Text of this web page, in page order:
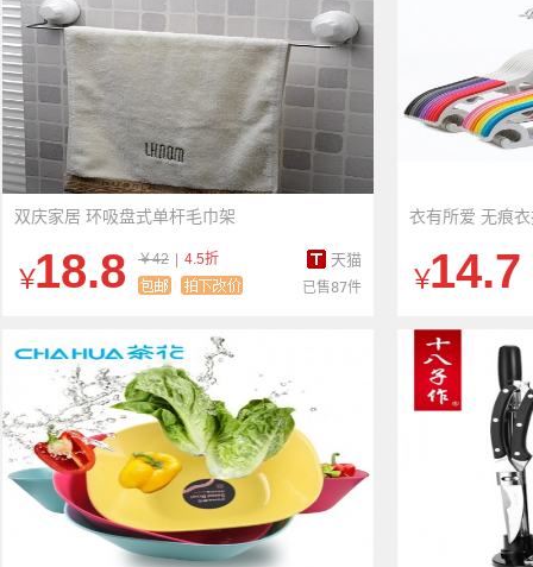
双庆家居 环吸盘式单杆毛巾架
￥18.8 天猫
￥42
4.5折
已售87件
衣有所爱 无痕
￥14.7